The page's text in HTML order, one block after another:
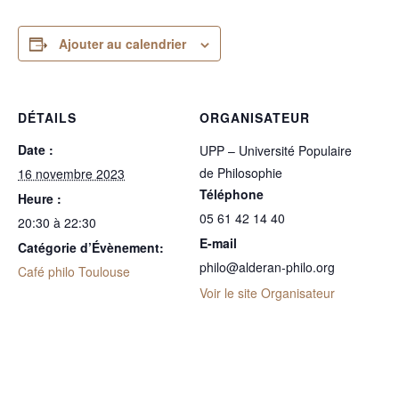
Ajouter au calendrier
DÉTAILS
Date :
16 novembre 2023
Heure :
20:30 à 22:30
Catégorie d’Évènement:
Café philo Toulouse
ORGANISATEUR
UPP – Université Populaire
de Philosophie
Téléphone
05 61 42 14 40
E-mail
philo@alderan-philo.org
Voir le site Organisateur